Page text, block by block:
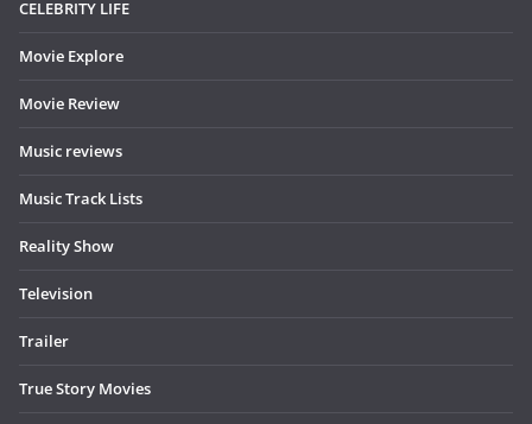
CELEBRITY LIFE
Movie Explore
Movie Review
Music reviews
Music Track Lists
Reality Show
Television
Trailer
True Story Movies